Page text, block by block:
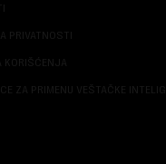
PRIVATNOSTI
KORIŠĆENJA
ZA PRIMENU VEŠTAČKE